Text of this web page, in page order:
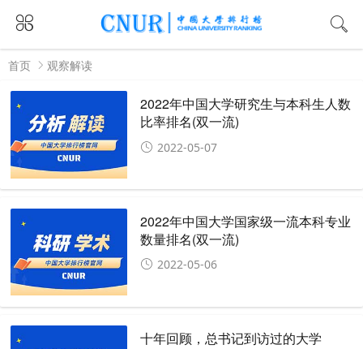
首页 观察解读
2022年中国大学研究生与本科生人数
比率排名(双一流)
2022-05-07
2022年中国大学国家级一流本科专业
数量排名(双一流)
2022-05-06
十年回顾，总书记到访过的大学